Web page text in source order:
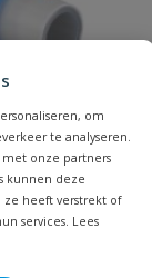
om
te analyseren.
onze partners
kunnen deze
heeft verstrekt of
services. Lees
16 t/m
cv,